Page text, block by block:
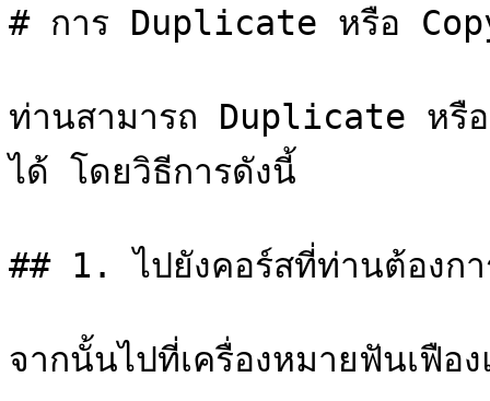
# การ Duplicate หรือ
ท่านสามารถ Duplicate หรื
ได้ โดยวิธีการดังนี้
## 1. ไปยังคอร์สที่ท่านต้องกา
จากนั้นไปที่เครื่องหมายฟันเฟื